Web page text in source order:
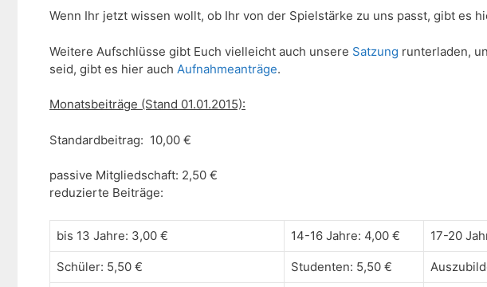
Wenn Ihr jetzt wissen wollt, ob Ihr von der Spielstärke zu uns passt, gibt es
Weitere Aufschlüsse gibt Euch vielleicht auch unsere Satzung runterladen,
seid, gibt es hier auch Aufnahmeanträge.
Monatsbeiträge (Stand 01.01.2015):
Standardbeitrag: 10,00 €
passive Mitgliedschaft: 2,50 €
reduzierte Beiträge:
bis 13 Jahre: 3,00 € 14-16 Jahre: 4,00 € 17-20
Schüler: 5,50 € Studenten: 5,50 €